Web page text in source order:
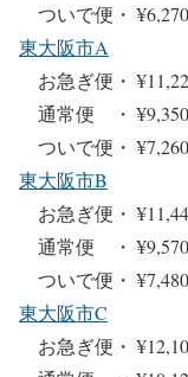
ついで便・
東大阪市A
お急ぎ便・
通常便 ・
ついで便・
東大阪市B
お急ぎ便・
通常便 ・
ついで便・
東大阪市C
お急ぎ便・